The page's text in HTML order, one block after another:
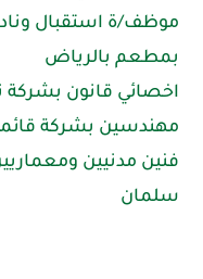
بمطعم بالرياض
اخصائي قانون بشركة
مهندسين بشركة
فنين مدنيين
سلمان